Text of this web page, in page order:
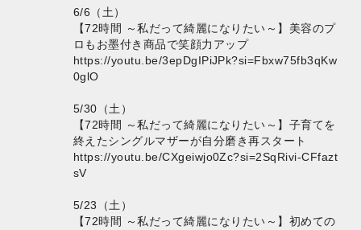
6/6（土）
【72時間 ～私だって綺麗になりたい～】美容のプ
ロもお墨付き商品で笑顔力アップ
https://youtu.be/3epDgIPiJPk?si=Fbxw75fb3qKw
0glO
5/30（土）
【72時間 ～私だって綺麗になりたい～】子育てを
終えたシングルマザーが自分磨き再スタート
https://youtu.be/CXgeiwjo0Zc?si=2SqRivi-CFfazt
sV
5/23（土）
【72時間 ～私だって綺麗になりたい～】初めての